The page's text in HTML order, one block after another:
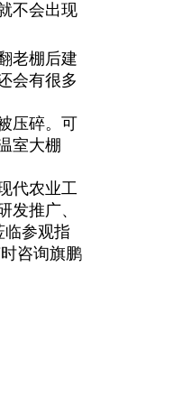
不会出现
老棚后建
会有很多
压碎。可
室大棚
代农业工
发推广、
临参观指
咨询旗鹏